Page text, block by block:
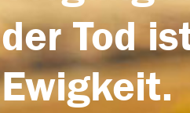
der Tod
Ewigkeit.